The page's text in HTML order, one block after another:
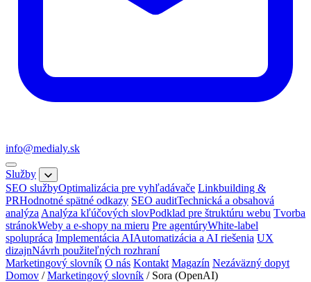
info@medialy.sk
Služby
SEO službyOptimalizácia pre vyhľadávače Linkbuilding &
PRHodnotné spätné odkazy SEO auditTechnická a obsahová
analýza Analýza kľúčových slovPodklad pre štruktúru webu Tvorba
stránokWeby a e-shopy na mieru Pre agentúryWhite-label
spolupráca Implementácia AIAutomatizácia a AI riešenia UX
dizajnNávrh použiteľných rozhraní
Marketingový slovník O nás Kontakt Magazín Nezáväzný dopyt
Domov / Marketingový slovník /Sora (OpenAI)